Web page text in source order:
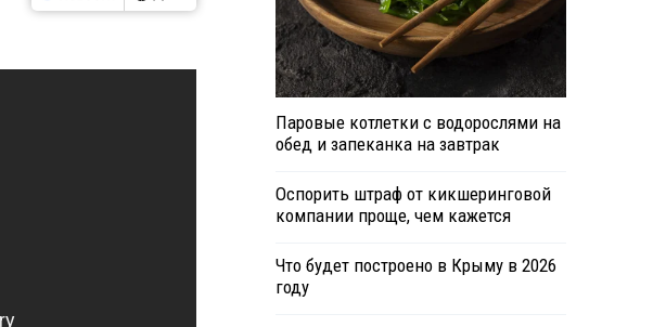
Паровые котлетки с водорослями на
обед и запеканка на завтрак
Оспорить штраф от кикшеринговой
компании проще, чем кажется
Что будет построено в Крыму в 2026
году